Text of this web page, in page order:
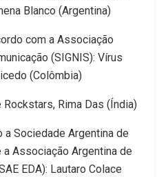
Blanco (Argentina)
com a Associação
(SIGNIS): Vírus
(Colômbia)
Rockstars, Rima Das (Índia)
a Sociedade Argentina de
Associação Argentina de
EDA): Lautaro Colace